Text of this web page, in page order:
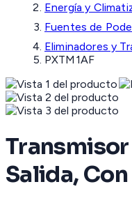
Energía y
Fuentes de
Eliminadores y
PXTM1AF
Salida,